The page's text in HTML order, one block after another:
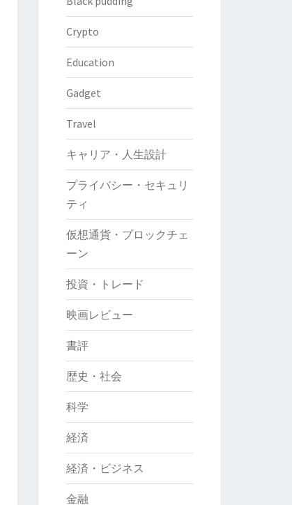
Crypto
Education
Gadget
Travel
キャリア・人生設計
プライバシー・セキュリ
ティ
仮想通貨・ブロックチェ
ーン
投資・トレード
映画レビュー
書評
歴史・社会
科学
経済
経済・ビジネス
金融